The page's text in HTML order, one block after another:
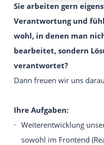
Sie arbeiten gern
Verantwortung und
wohl, in denen man
bearbeitet, sondern
verantwortet?
Dann freuen wir uns
Ihre Aufgaben:
Weiterentwicklung
sowohl im Frontend